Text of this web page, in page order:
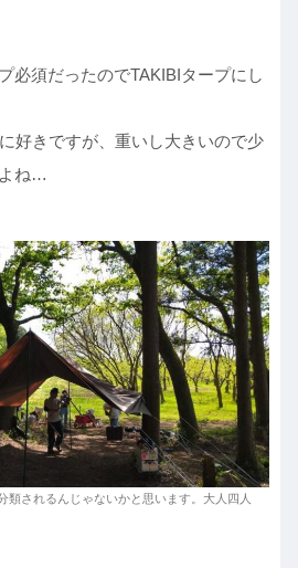
必須だったのでTAKIBIタープにし
好きですが、重いし大きいので少
ね…
類されるんじゃないかと思います。大人四人